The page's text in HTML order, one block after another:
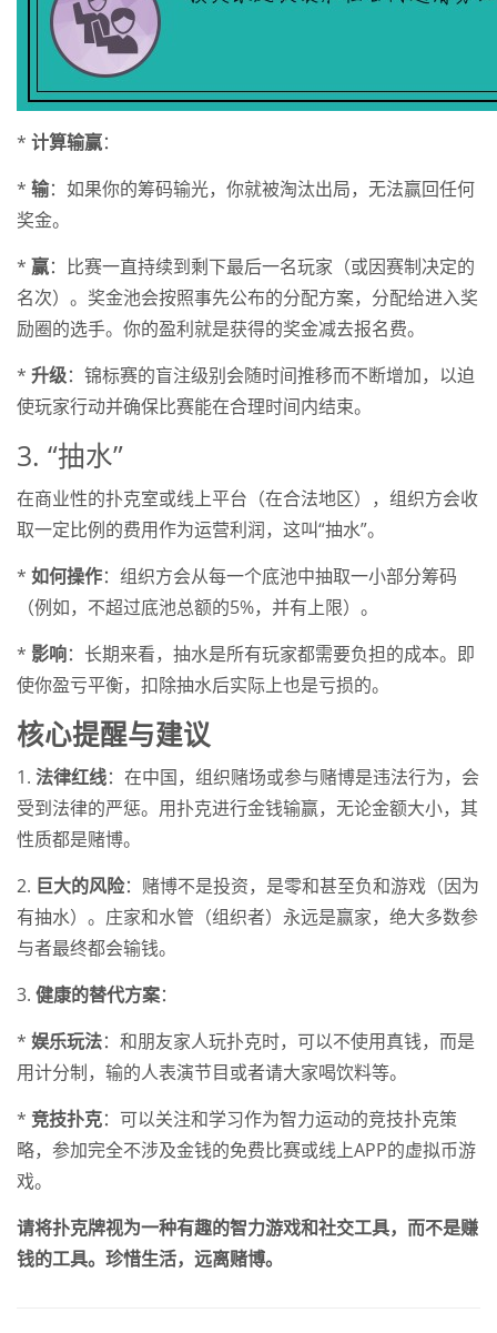
* 计算输赢：
* 输：如果你的筹码输光，你就被淘汰出局，无法赢回任何
奖金。
* 赢：比赛一直持续到剩下最后一名玩家（或因赛制决定的
名次）。奖金池会按照事先公布的分配方案，分配给进入奖
励圈的选手。你的盈利就是获得的奖金减去报名费。
* 升级：锦标赛的盲注级别会随时间推移而不断增加，以迫
使玩家行动并确保比赛能在合理时间内结束。
3. “抽水”
在商业性的扑克室或线上平台（在合法地区），组织方会收
取一定比例的费用作为运营利润，这叫“抽水”。
* 如何操作：组织方会从每一个底池中抽取一小部分筹码
（例如，不超过底池总额的5%，并有上限）。
* 影响：长期来看，抽水是所有玩家都需要负担的成本。即
使你盈亏平衡，扣除抽水后实际上也是亏损的。
核心提醒与建议
1. 法律红线：在中国，组织赌场或参与赌博是违法行为，会
受到法律的严惩。用扑克进行金钱输赢，无论金额大小，其
性质都是赌博。
2. 巨大的风险：赌博不是投资，是零和甚至负和游戏（因为
有抽水）。庄家和水管（组织者）永远是赢家，绝大多数参
与者最终都会输钱。
3. 健康的替代方案：
* 娱乐玩法：和朋友家人玩扑克时，可以不使用真钱，而是
用计分制，输的人表演节目或者请大家喝饮料等。
* 竞技扑克：可以关注和学习作为智力运动的竞技扑克策
略，参加完全不涉及金钱的免费比赛或线上APP的虚拟币游
戏。
请将扑克牌视为一种有趣的智力游戏和社交工具，而不是赚
钱的工具。珍惜生活，远离赌博。